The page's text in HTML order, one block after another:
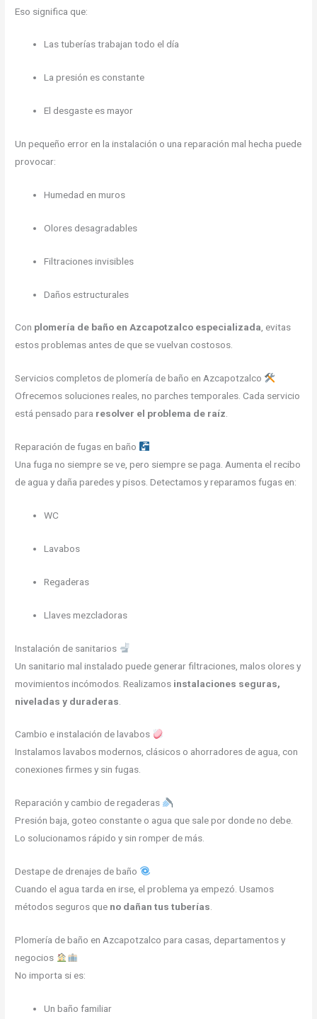
Eso significa que:
Las tuberías trabajan todo el día
La presión es constante
El desgaste es mayor
Un pequeño error en la instalación o una reparación mal hecha puede
provocar:
Humedad en muros
Olores desagradables
Filtraciones invisibles
Daños estructurales
Con plomería de baño en Azcapotzalco especializada, evitas
estos problemas antes de que se vuelvan costosos.
Servicios completos de plomería de baño en Azcapotzalco
Ofrecemos soluciones reales, no parches temporales. Cada servicio
está pensado para resolver el problema de raíz.
Reparación de fugas en baño
Una fuga no siempre se ve, pero siempre se paga. Aumenta el recibo
de agua y daña paredes y pisos. Detectamos y reparamos fugas en:
WC
Lavabos
Regaderas
Llaves mezcladoras
Instalación de sanitarios
Un sanitario mal instalado puede generar filtraciones, malos olores y
movimientos incómodos. Realizamos instalaciones seguras,
niveladas y duraderas
Cambio e instalación de lavabos
Instalamos lavabos modernos, clásicos o ahorradores de agua, con
conexiones firmes y sin fugas.
Reparación y cambio de regaderas
Presión baja, goteo constante o agua que sale por donde no debe.
Lo solucionamos rápido y sin romper de más.
Destape de drenajes de baño
Cuando el agua tarda en irse, el problema ya empezó. Usamos
métodos seguros que no dañan tus tuberías
Plomería de baño en Azcapotzalco para casas, departamentos y
negocios
No importa si es:
Un baño familiar